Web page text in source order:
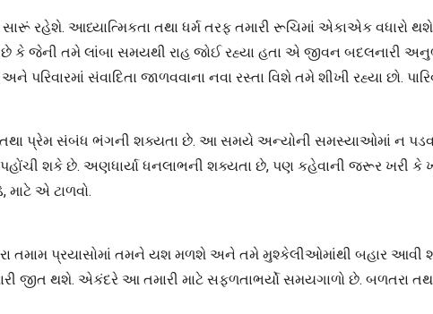
રહેશે. આધ્યાત્મિકતા તથા ધર્મ તરફ તમારી રૂચિમાં એકાએક વધારો
કે જેની તમે લાંબા સમયથી રાહ જોઈ રહ્યા હતા એ જીવન બદલનારી
પરિવારમાં સંવાદિતા જાળવવાના નવા રસ્તા વિશે તમે શીખી રહ્યા છો.
પ્રેમ સંબંધ ભંગની શક્યતા છે. આ સમયે અન્યોની સમસ્યાઓમાં ન
પહોંચી શકે છે. અણધાર્યા ધનલાભની શક્યતા છે, પણ કહેવાની જરૂર
માટે એ ટાળવો.
તમામ પ્રયાસોમાં તમને યશ મળશે અને તમે મુશ્કેલીઓમાંથી બહાર આવી
જીત થશે. એકંદરે આ તમારી માટે સફળતાભર્યો સમયગાળો છે.